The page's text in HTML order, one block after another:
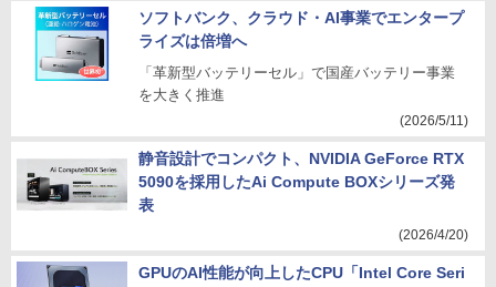
ソフトバンク、クラウド・AI事業でエンタープ
ライズは倍増へ
「革新型バッテリーセル」で国産バッテリー事業
を大きく推進
(2026/5/11)
静音設計でコンパクト、NVIDIA GeForce RTX
5090を採用したAi Compute BOXシリーズ発
表
(2026/4/20)
GPUのAI性能が向上したCPU「Intel Core Seri